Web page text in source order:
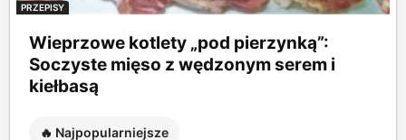
PRZEPISY
Wieprzowe kotlety „pod pierzynką”:
Soczyste mięso z wędzonym serem i
kiełbasą
🔥 Najpopularniejsze